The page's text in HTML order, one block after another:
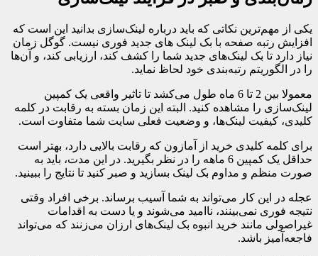
یکی از مهم‌ترین نکاتی که باید درباره لینک‌سازی بدانید این است که
افزایش رتبه صفحه با بک لینک های جدید فوری نیست. گوگل زمان
نیاز دارد تا بک لینک‌های جدید شما را کشف کند، ارزیابی کند، و آن‌ها
را در الگوریتم رتبه‌بندی خود لحاظ نماید.
معمولا بین 2 تا 6 ماه طول می‌کشد تا تاثیر واقعی یک کمپین
لینک‌سازی را مشاهده کنید. البته این زمان بسته به رقابت در کلمه
کلیدی، کیفیت لینک‌ها، و وضعیت فعلی سایت شما متفاوت است.
برای کلمه کلیدی خرید از آمازون که رقابت بالایی دارد، بهتر است
حداقل یک کمپین 6 ماهه را در نظر بگیرید. در این مدت، باید به
صورت منظم و مداوم بک لینک بسازید و صبر کنید تا نتایج را ببینید.
عجله در این کار می‌تواند به شما آسیب برساند. برخی افراد وقتی
نتیجه فوری نمی‌بینند، ناامید می‌شوند و یا دست به اقدامات
غیراصولی مانند خرید انبوه بک لینک‌های ارزان می‌زنند که می‌تواند
فاجعه‌آمیز باشد.